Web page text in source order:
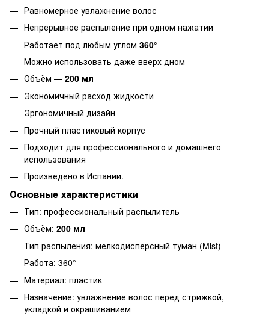
Равномерное увлажнение волос
Непрерывное распыление при одном нажатии
Работает под любым углом 360°
Можно использовать даже вверх дном
Объём — 200 мл
Экономичный расход жидкости
Эргономичный дизайн
Прочный пластиковый корпус
Подходит для профессионального и домашнего
использования
Произведено в Испании.
Основные характеристики
Тип: профессиональный распылитель
Объём: 200 мл
Тип распыления: мелкодисперсный туман (Mist)
Работа: 360°
Материал: пластик
Назначение: увлажнение волос перед стрижкой,
укладкой и окрашиванием